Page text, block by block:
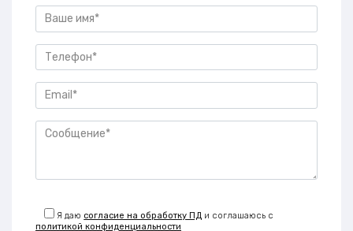
Я даюсогласие на обработку ПД и соглашаюсь с
политикой конфиденциальности